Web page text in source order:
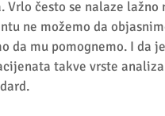
često se nalaze
ne možemo da
da mu pomognemo. I da
takve vrste